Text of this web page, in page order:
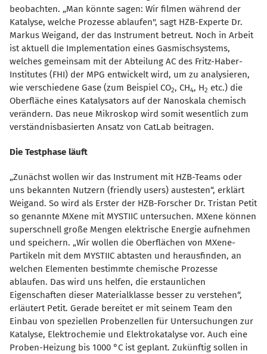
beobachten. „Man könnte sagen: Wir filmen während der
Katalyse, welche Prozesse ablaufen", sagt HZB-Experte Dr.
Markus Weigand, der das Instrument betreut. Noch in Arbeit
ist aktuell die Implementation eines Gasmischsystems,
welches gemeinsam mit der Abteilung AC des Fritz-Haber-
Institutes (FHI) der MPG entwickelt wird, um zu analysieren,
wie verschiedene Gase (zum Beispiel CO2, CH4, H2 etc.) die
Oberfläche eines Katalysators auf der Nanoskala chemisch
verändern. Das neue Mikroskop wird somit wesentlich zum
verständnisbasierten Ansatz von CatLab beitragen.
Die Testphase läuft
Zunächst wollen wir das Instrument mit HZB-Teams oder
uns bekannten Nutzern (friendly users) austesten“, erklärt
Weigand. So wird als Erster der HZB-Forscher Dr. Tristan Petit
so genannte MXene mit MYSTIIC untersuchen. MXene können
superschnell große Mengen elektrische Energie aufnehmen
und speichern. „Wir wollen die Oberflächen von MXene-
Partikeln mit dem MYSTIIC abtasten und herausfinden, an
welchen Elementen bestimmte chemische Prozesse
ablaufen. Das wird uns helfen, die erstaunlichen
Eigenschaften dieser Materialklasse besser zu verstehen“,
erläutert Petit. Gerade bereitet er mit seinem Team den
Einbau von speziellen Probenzellen für Untersuchungen zur
Katalyse, Elektrochemie und Elektrokatalyse vor. Auch eine
Proben-Heizung bis 1000 °C ist geplant. Zukünftig sollen in